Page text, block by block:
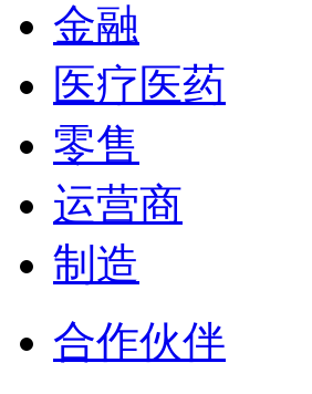
金融
医疗医药
零售
运营商
制造
合作伙伴